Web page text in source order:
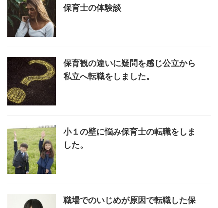
保育士の体験談
保育観の違いに疑問を感じ公立から
私立へ転職をしました。
小１の壁に悩み保育士の転職をしま
した。
職場でのいじめが原因で転職した保